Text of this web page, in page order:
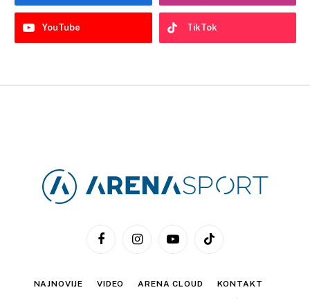
YouTube TikTok
FacebookInstagramYouTubeTikTok
NAJNOVIJE VIDEO ARENA CLOUD KONTAKT